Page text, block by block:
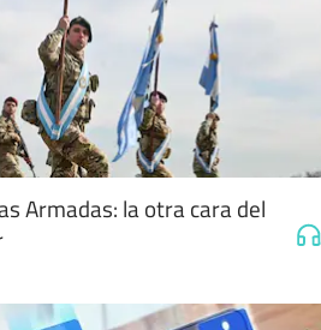
Armadas: la otra cara del